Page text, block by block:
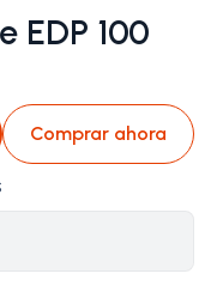
EDP 100
Comprar ahora